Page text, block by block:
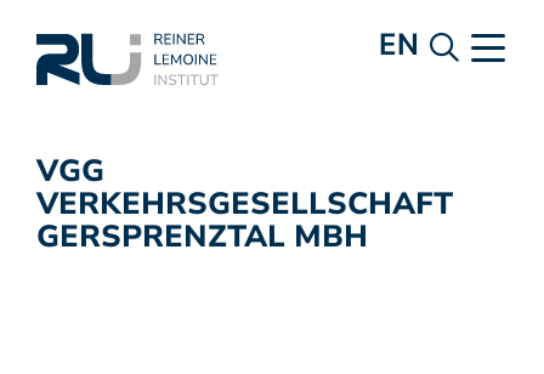
EN
VGG
VERKEHRSGESELLSCHAFT
GERSPRENZTAL MBH